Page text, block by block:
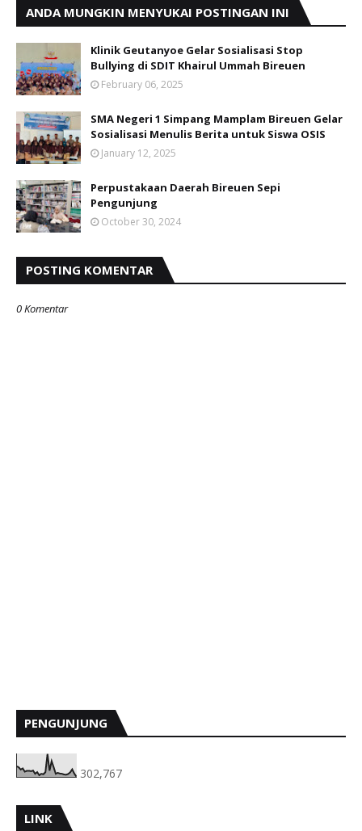
ANDA MUNGKIN MENYUKAI POSTINGAN INI
Klinik Geutanyoe Gelar Sosialisasi Stop
Bullying di SDIT Khairul Ummah Bireuen
February 06, 2025
SMA Negeri 1 Simpang Mamplam Bireuen Gelar
Sosialisasi Menulis Berita untuk Siswa OSIS
January 12, 2025
Perpustakaan Daerah Bireuen Sepi
Pengunjung
October 30, 2024
POSTING KOMENTAR
0 Komentar
PENGUNJUNG
302,767
LINK